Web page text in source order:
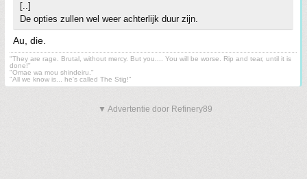
[..]
De opties zullen wel weer achterlijk duur zijn.
Au, die.
"They are rage. Brutal, without mercy. But you.... You will be worse. Rip and tear, until it is
done!"
"Omae wa mou shindeiru."
"All we know is... he's called The Stig!"
▼ Advertentie door Refinery89